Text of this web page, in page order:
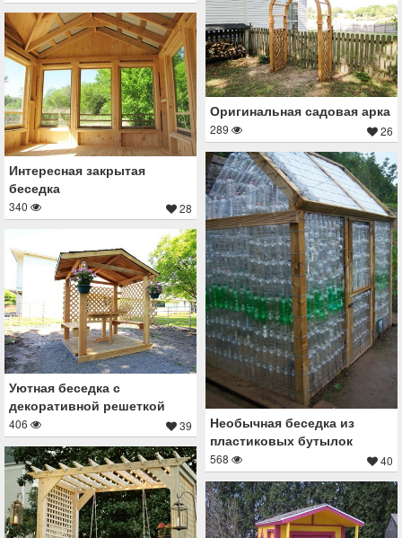
Оригинальная садовая арка
289 26
Интересная закрытая
беседка
340 28
Необычная беседка из
пластиковых бутылок
568 40
Уютная беседка с
декоративной решеткой
406 39